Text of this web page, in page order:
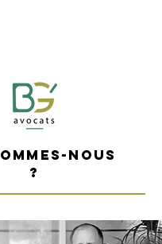
nous
?